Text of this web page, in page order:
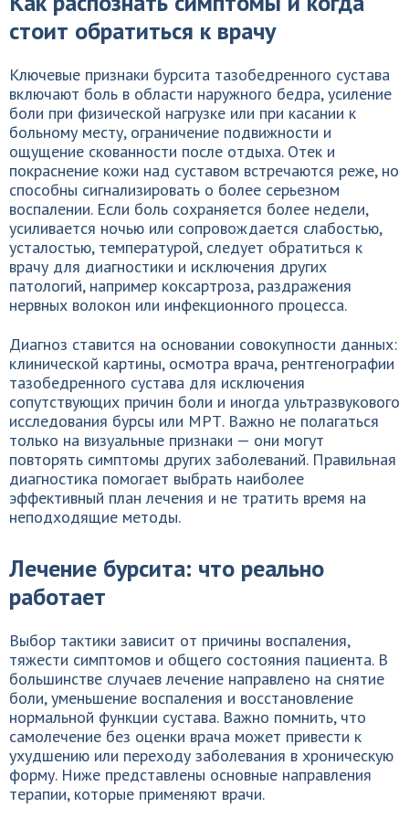
стоит обратиться к врачу
Ключевые признаки бурсита тазобедренного сустава
включают боль в области наружного бедра, усиление
боли при физической нагрузке или при касании к
больному месту, ограничение подвижности и
ощущение скованности после отдыха. Отек и
покраснение кожи над суставом встречаются реже, но
способны сигнализировать о более серьезном
воспалении. Если боль сохраняется более недели,
усиливается ночью или сопровождается слабостью,
усталостью, температурой, следует обратиться к
врачу для диагностики и исключения других
патологий, например коксартроза, раздражения
нервных волокон или инфекционного процесса.
Диагноз ставится на основании совокупности данных:
клинической картины, осмотра врача, рентгенографии
тазобедренного сустава для исключения
сопутствующих причин боли и иногда ультразвукового
исследования бурсы или МРТ. Важно не полагаться
только на визуальные признаки — они могут
повторять симптомы других заболеваний. Правильная
диагностика помогает выбрать наиболее
эффективный план лечения и не тратить время на
неподходящие методы.
Лечение бурсита: что реально
работает
Выбор тактики зависит от причины воспаления,
тяжести симптомов и общего состояния пациента. В
большинстве случаев лечение направлено на снятие
боли, уменьшение воспаления и восстановление
нормальной функции сустава. Важно помнить, что
самолечение без оценки врача может привести к
ухудшению или переходу заболевания в хроническую
форму. Ниже представлены основные направления
терапии, которые применяют врачи.